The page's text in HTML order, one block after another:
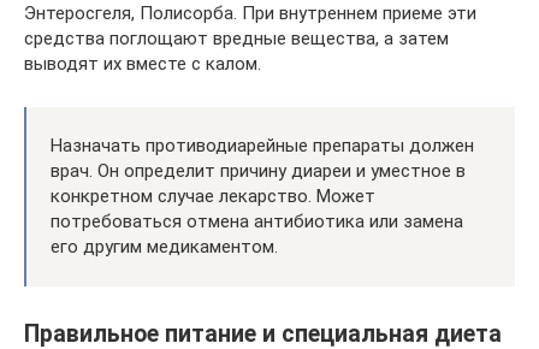
Энтеросгеля, Полисорба. При внутреннем приеме эти
средства поглощают вредные вещества, а затем
выводят их вместе с калом.
Назначать противодиарейные препараты должен
врач. Он определит причину диареи и уместное в
конкретном случае лекарство. Может
потребоваться отмена антибиотика или замена
его другим медикаментом.
Правильное питание и специальная диета